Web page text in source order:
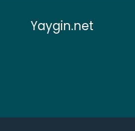
Yaygin.net